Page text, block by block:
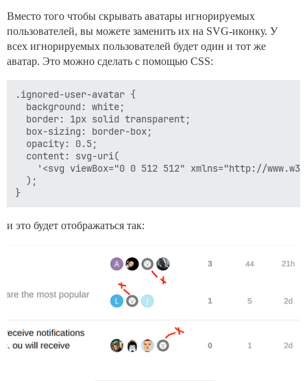
Вместо того чтобы скрывать аватары игнорируемых
пользователей, вы можете заменить их на SVG-иконку. У
всех игнорируемых пользователей будет один и тот же
аватар. Это можно сделать с помощью CSS:
.ignored-user-avatar {
  background: white;
  border: 1px solid transparent;
  box-sizing: border-box;
  opacity: 0.5;
  content: svg-uri(
'<svg viewBox="0 0 512 512" xmlns="http://
  );
и это будет отображаться так: